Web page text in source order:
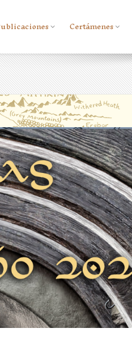
Certámenes